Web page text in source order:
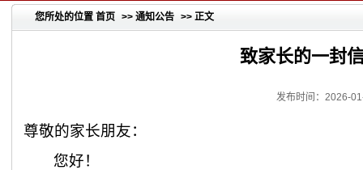
致家长的一封
发布时间：2026-
尊敬的家长朋友：
您好！
您所处的位置 首页 >> 通知公告 >> 正文